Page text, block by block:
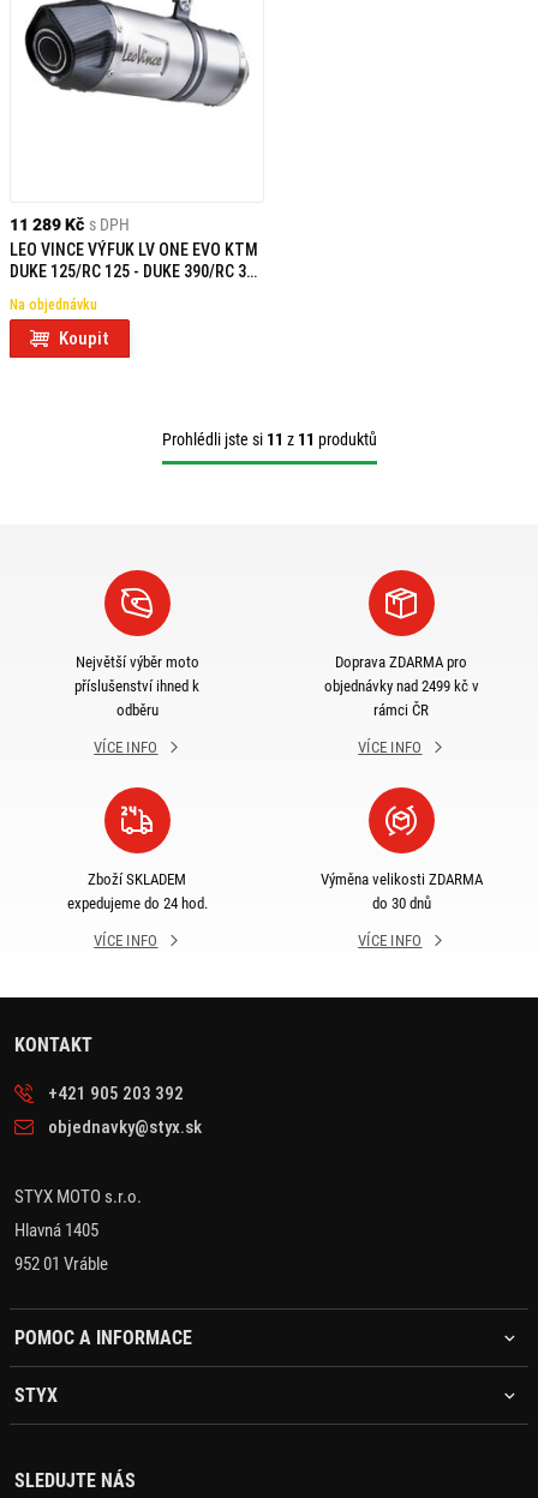
11 289 Kč s DPH
LEO VINCE VÝFUK LV ONE EVO KTM
DUKE 125/RC 125 - DUKE 390/RC 390
Na objednávku
Koupit
Prohlédli jste si 11 z 11 produktů
Největší výběr moto
příslušenství ihned k
odběru
VÍCE INFO
Doprava ZDARMA pro
objednávky nad 2499 kč v
rámci ČR
VÍCE INFO
Zboží SKLADEM
expedujeme do 24 hod.
VÍCE INFO
Výměna velikosti ZDARMA
do 30 dnů
VÍCE INFO
KONTAKT
+421 905 203 392
objednavky@styx.sk
STYX MOTO s.r.o.
Hlavná 1405
952 01 Vráble
POMOC A INFORMACE
STYX
SLEDUJTE NÁS